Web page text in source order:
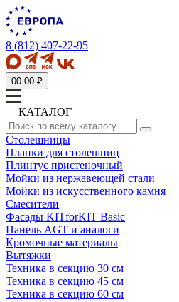
8 (812) 407-22-95
00.00 ₽
КАТАЛОГ
Столешницы
Планки для столешниц
Плинтус пристеночный
Мойки из нержавеющей стали
Мойки из искусственного камня
Смесители
Фасады KITforKIT Basic
Панель AGT и аналоги
Кромочные материалы
Вытяжки
Техника в секцию 30 см
Техника в секцию 45 см
Техника в секцию 60 см